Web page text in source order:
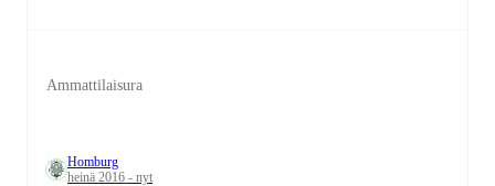
Ammattilaisura
Homburg
heinä 2016 - nyt